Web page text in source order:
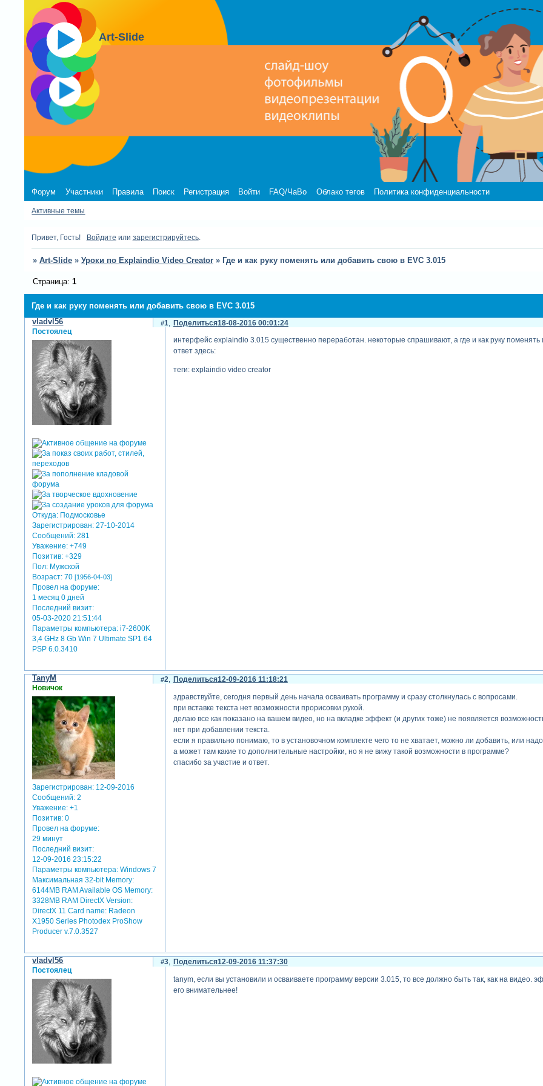
Art-Slide
Форум Участники Правила Поиск Регистрация Войти FAQ/ЧаВо Облако тегов Политика конфиденциальности
Активные темы
Привет, Гость! Войдите или зарегистрируйтесь.
» Art-Slide » Уроки по Explaindio Video Creator » Где и как руку поменять или добавить свою в EVC 3.015
Где и как руку поменять или добавить свою в EVC 3.015
Страница: 1
Поделиться
1 18-08-2016 00:01:24
vladvl56
Постоялец
Откуда: Подмосковье
Зарегистрирован: 27-10-2014
Сообщений: 281
Уважение: +749
Позитив: +329
Пол: Мужской
Возраст: 70[1956-04-03]
Провел на форуме:
1 месяц 0 дней
Последний визит:
05-03-2020 21:51:44
Параметры компьютера: i7-2600K
3,4 GHz 8 Gb Win 7 Ultimate SP1 64
PSP 6.0.3410
интерфейс explaindio 3.015 существенно переработан. некоторые спрашивают, а где и как руку поменять
ответ здесь:
теги: explaindio video creator
Поделиться
2 12-09-2016 11:18:21
TanyM
Новичок
Зарегистрирован: 12-09-2016
Сообщений: 2
Уважение: +1
Позитив: 0
Провел на форуме:
29 минут
Последний визит:
12-09-2016 23:15:22
Параметры компьютера: Windows 7
Максимальная 32-bit Memory:
6144MB RAM Available OS Memory:
3328MB RAM DirectX Version:
DirectX 11 Card name: Radeon
X1950 Series Photodex ProShow
Producer v.7.0.3527
здравствуйте, сегодня первый день начала осваивать программу и сразу столкнулась с вопросами.
при вставке текста нет возможности прорисовки рукой.
делаю все как показано на вашем видео, но на вкладке эффект (и других тоже) не появляется
нет при добавлении текста.
если я правильно понимаю, то в установочном комплекте чего то не хватает, можно ли добавить, или
а может там какие то дополнительные настройки, но я не вижу такой возможности в программе?
спасибо за участие и ответ.
Поделиться
3 12-09-2016 11:37:30
vladvl56
Постоялец
tanym, если вы установили и осваиваете программу версии 3.015, то все должно быть так, как на видео.
его внимательнее!